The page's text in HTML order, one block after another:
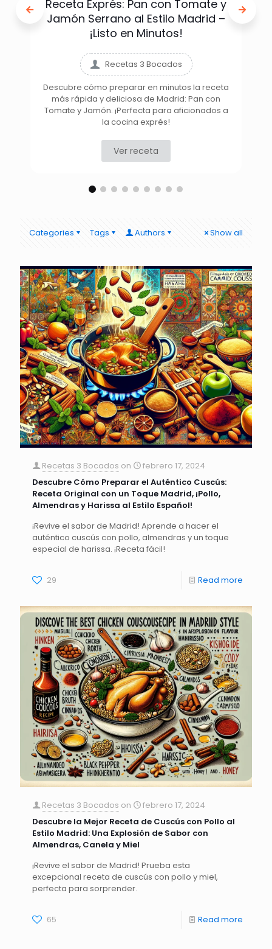
Receta Exprés: Pan con Tomate y
Jamón Serrano al Estilo Madrid –
¡Listo en Minutos!
Recetas 3 Bocados
Descubre cómo preparar en minutos la receta
más rápida y deliciosa de Madrid: Pan con
Tomate y Jamón. ¡Perfecta para aficionados a
la cocina exprés!
Ver receta
Categories Tags Authors Show all
Recetas 3 Bocados on
febrero 17, 2024
Descubre Cómo Preparar el Auténtico Cuscús:
Receta Original con un Toque Madrid, ¡Pollo,
Almendras y Harissa al Estilo Español!
¡Revive el sabor de Madrid! Aprende a hacer el
auténtico cuscús con pollo, almendras y un toque
especial de harissa. ¡Receta fácil!
29 Read more
Recetas 3 Bocados on
febrero 17, 2024
Descubre la Mejor Receta de Cuscús con Pollo al
Estilo Madrid: Una Explosión de Sabor con
Almendras, Canela y Miel
¡Revive el sabor de Madrid! Prueba esta
excepcional receta de cuscús con pollo y miel,
perfecta para sorprender.
65 Read more